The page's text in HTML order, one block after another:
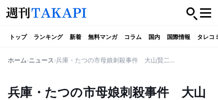
トップ ランキング 新着 無料マンガ コラム 国内 国際情報 タレコ
ホーム ニュース 兵庫・たつの市母娘刺殺事件 大山賢二容疑者の血液を被害者宅で検出 襲撃時に自ら負傷か
兵庫・たつの市母娘刺殺事件 大山